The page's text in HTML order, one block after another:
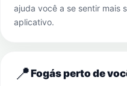
ajuda você a se sentir mais
aplicativo.
📍Fogás perto de